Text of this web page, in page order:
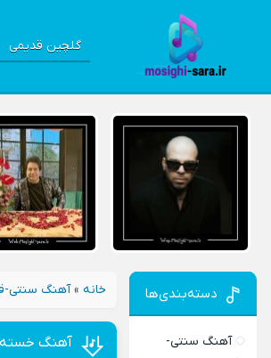
گلچین قدیمی
خانه »آهنگ سنتی-
آهنگ
دسته‌بندی‌ها
آهنگ سنتی-